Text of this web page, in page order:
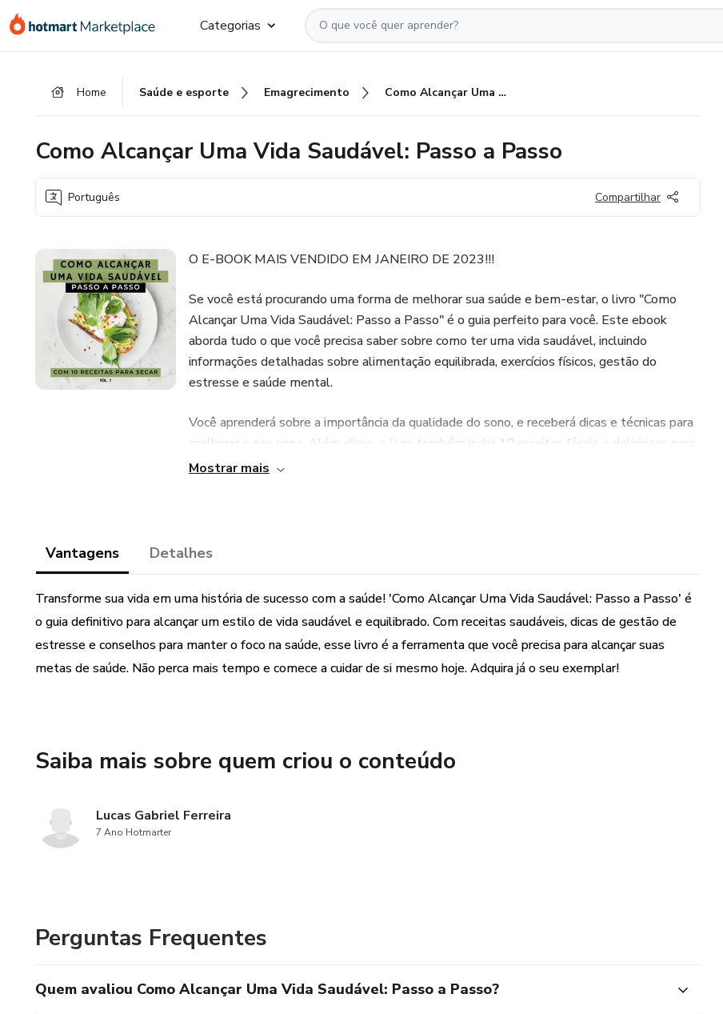
para
para
para
Categorias
Home Saúde e esporte Emagrecimento Como Alcançar Uma Vida Saudável: Passo a Passo
Como Alcançar Uma Vida Saudável: Passo a Passo
Português Compartilhar
O E-BOOK MAIS VENDIDO EM JANEIRO DE 2023!!!
Se você está procurando uma forma de melhorar sua saúde e bem-estar, o livro "Como
Alcançar Uma Vida Saudável: Passo a Passo" é o guia perfeito para você. Este ebook
aborda tudo o que você precisa saber sobre como ter uma vida saudável, incluindo
informações detalhadas sobre alimentação equilibrada, exercícios físicos, gestão do
estresse e saúde mental.
Você aprenderá sobre a importância da qualidade do sono, e receberá dicas e técnicas para
melhorar o seu sono. Além disso, o livro também inclui 10 receitas fáceis e deliciosas para
ajudá-lo a manter uma alimentação equilibrada e nutritiva.
hábitos saudáveis em sua rotina diária.
Alcançar Uma Vida Saudável: Passo a Passo" e comece a desfrutar de uma vida mais
saudável, equilibrada e feliz.
Com um investimento pequeno, você terá acesso a informações valiosas e conselhos
Mostrar mais
Vantagens Detalhes
Transforme sua vida em uma história de sucesso com a saúde! 'Como Alcançar Uma Vida Saudável: Passo a Passo' é
o guia definitivo para alcançar um estilo de vida saudável e equilibrado. Com receitas saudáveis, dicas de gestão de
estresse e conselhos para manter o foco na saúde, esse livro é a ferramenta que você precisa para alcançar suas
metas de saúde. Não perca mais tempo e comece a cuidar de si mesmo hoje. Adquira já o seu exemplar!
Saiba mais sobre quem criou o conteúdo
Lucas Gabriel Ferreira
7 Ano Hotmarter
Perguntas Frequentes
Quem avaliou Como Alcançar Uma Vida Saudável: Passo a Passo?